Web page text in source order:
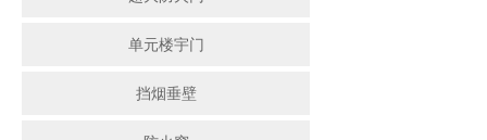
单元楼宇门
挡烟垂壁